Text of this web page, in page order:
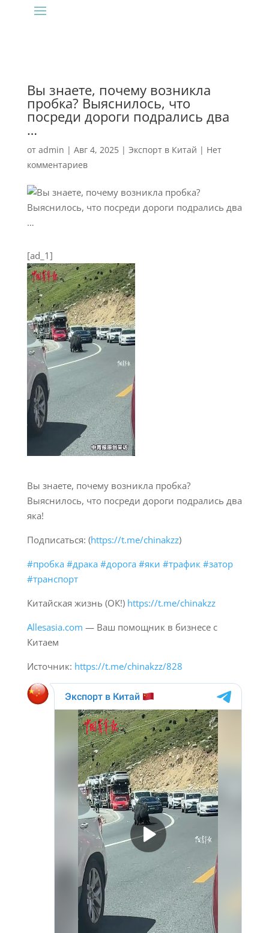
Вы знаете, почему возникла
пробка? Выяснилось, что
посреди дороги подрались два
…
от admin | Авг 4, 2025| Экспорт в Китай | Нет
комментариев
[ad_1]
Вы знаете, почему возникла пробка?
Выяснилось, что посреди дороги подрались два
яка!
Подписаться: (https://t.me/chinakzz)
#пробка #драка #дорога #яки #трафик #затор
#транспорт
Китайская жизнь (ОК!) https://t.me/chinakzz
Allesasia.com — Ваш помощник в бизнесе с
Китаем
Источник: https://t.me/chinakzz/828